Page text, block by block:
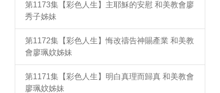
第1173集【彩色人生】主耶穌的安慰 和美教會廖
秀子姊妹
第1172集【彩色人生】悔改禱告神賜產業 和美教
會廖珮妏姊妹
第1171集【彩色人生】明白真理而歸真 和美教會
廖珮妏姊妹